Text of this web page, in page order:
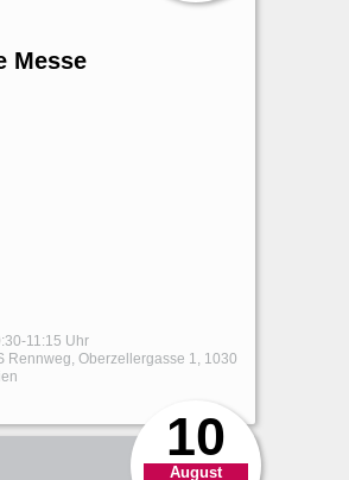
Messe
11:15 Uhr
Rennweg, Oberzellergasse 1, 1030
10
August